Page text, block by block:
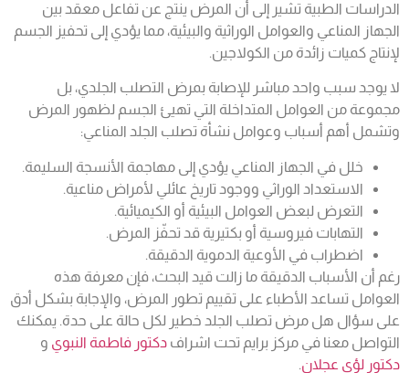
الدراسات الطبية تشير إلى أن المرض ينتج عن تفاعل معقد بين
الجهاز المناعي والعوامل الوراثية والبيئية، مما يؤدي إلى تحفيز الجسم
لإنتاج كميات زائدة من الكولاجين.
لا يوجد سبب واحد مباشر للإصابة بمرض التصلب الجلدي، بل
مجموعة من العوامل المتداخلة التي تهيئ الجسم لظهور المرض
وتشمل أهم أسباب وعوامل نشأة تصلب الجلد المناعي:
خلل في الجهاز المناعي يؤدي إلى مهاجمة الأنسجة السليمة.
الاستعداد الوراثي ووجود تاريخ عائلي لأمراض مناعية.
التعرض لبعض العوامل البيئية أو الكيميائية.
التهابات فيروسية أو بكتيرية قد تحفّز المرض.
اضطراب في الأوعية الدموية الدقيقة.
رغم أن الأسباب الدقيقة ما زالت قيد البحث، فإن معرفة هذه
العوامل تساعد الأطباء على تقييم تطور المرض، والإجابة بشكل أدق
على سؤال هل مرض تصلب الجلد خطير لكل حالة على حدة. يمكنك
التواصل معنا في مركز برايم تحت اشراف دكتور فاطمة النبوي و
دكتور لؤي عجلان.